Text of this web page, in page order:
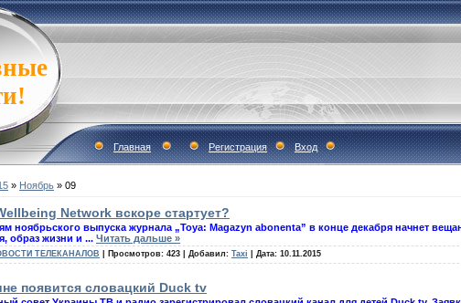
Главная Регистрация Вход
» Ноябрь » 09
Network вскоре стартует?
ноябрьского выпуска журнала „Toya: Magazyn abonenta” в конце декабря начнет
образ жизни и ... Читать дальше »
ТЕЛЕКАНАЛОВ Просмотров: 423 Добавил: Taxi Дата: 10.11.2015
появится словацкий Duck tv